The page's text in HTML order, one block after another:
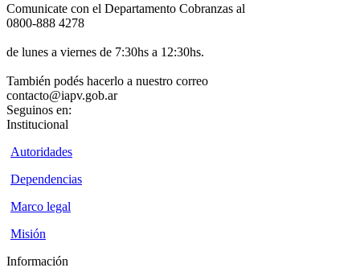
Comunicate con el Departamento Cobranzas al
0800-888 4278
de lunes a viernes de 7:30hs a 12:30hs.
También podés hacerlo a nuestro correo
contacto@iapv.gob.ar
Seguinos en:
Institucional
Autoridades
Dependencias
Marco legal
Misión
Información